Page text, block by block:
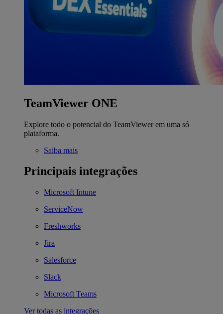
TeamViewer ONE
Explore todo o potencial do TeamViewer em uma só
plataforma.
Saiba mais
Principais integrações
Microsoft Intune
ServiceNow
Freshworks
Jira
Salesforce
Slack
Microsoft Teams
Ver todas as integrações